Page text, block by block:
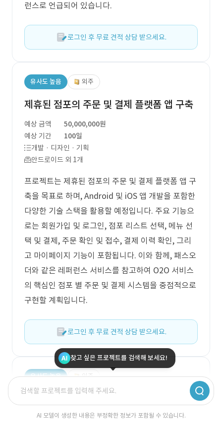
런스로 언급되어 있습니다.
로그인 후 무료 견적 상담 받으세요.
유사도 높음 외주
제휴된 점포의 주문 및 결제 플랫폼 앱 구축
예상 금액
50,000,000원
예상 기간
100일
개발 · 디자인 · 기획
안드로이드 외 1개
프로젝트는 제휴된 점포의 주문 및 결제 플랫폼 앱 구
축을 목표로 하며, Android 및 iOS 앱 개발을 포함한
다양한 기술 스택을 활용할 예정입니다. 주요 기능으
로는 회원가입 및 로그인, 점포 리스트 선택, 메뉴 선
택 및 결제, 주문 확인 및 접수, 결제 이력 확인, 그리
고 마이페이지 기능이 포함됩니다. 이와 함께, 패스오
더와 같은 레퍼런스 서비스를 참고하여 O2O 서비스
의 핵심인 점포 별 주문 및 결제 시스템을 중점적으로
구현할 계획입니다.
로그인 후 무료 견적 상담 받으세요.
유사도 높음 외주
룸서비스 형태의 상품 주문/결제 솔루션 구
찾고 싶은 프로젝트를 검색해 보세요!
AI 모델이 생성한 내용은 부정확한 정보가 포함될 수 있습니다.